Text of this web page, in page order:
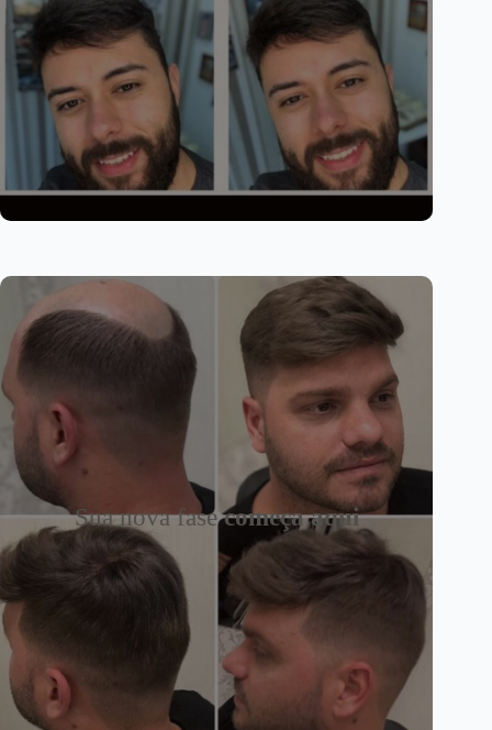
Sua nova fasecomeça aqui